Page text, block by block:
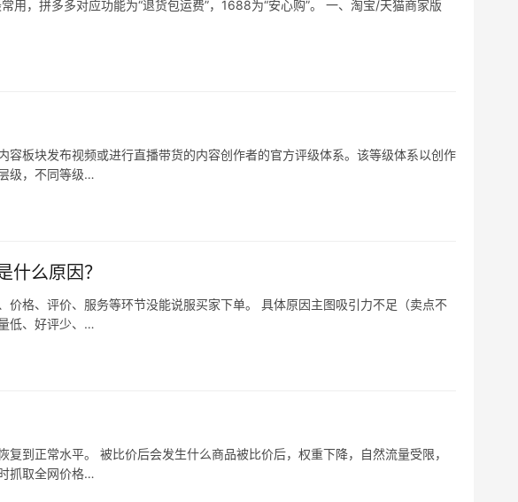
用，拼多多对应功能为“退货包运费”，1688为“安心购”。 一、淘宝/天猫商家版
容板块发布视频或进行直播带货的内容创作者的官方评级体系。该等级体系以创作
级，不同等级…
什么原因？
格、评价、服务等环节没能说服买家下单。 具体原因主图吸引力不足（卖点不
低、好评少、…
到正常水平。 被比价后会发生什么商品被比价后，权重下降，自然流量受限，
抓取全网价格…